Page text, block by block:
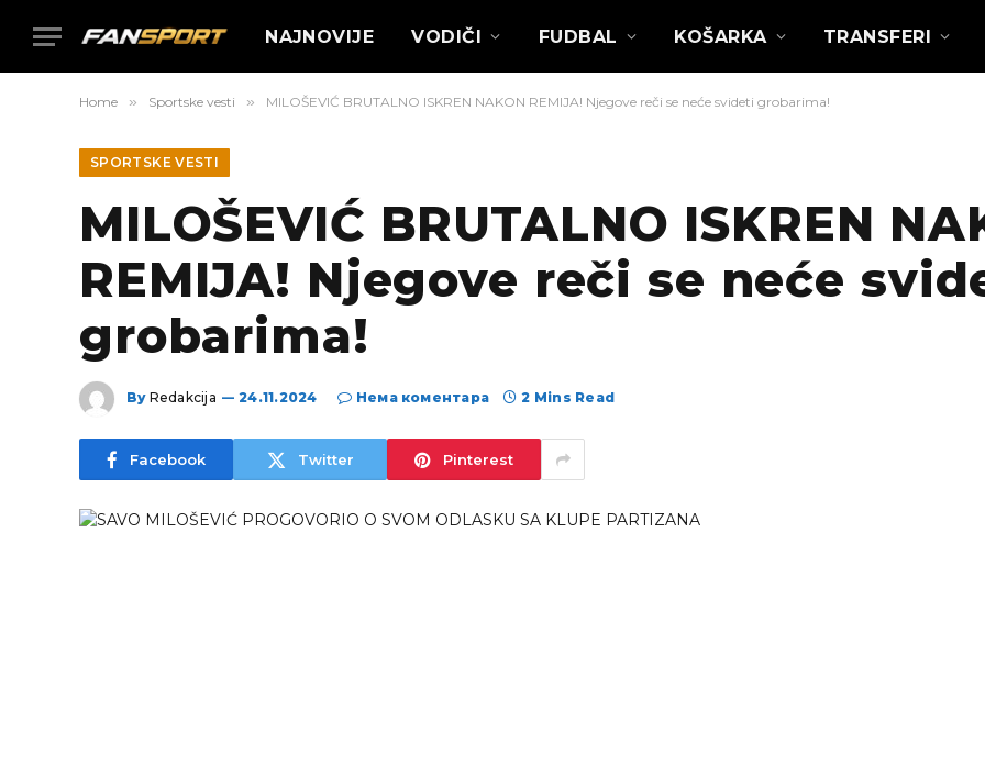
NAJNOVIJE VODIČI FUDBAL KOŠARKA TRANSFERI
Home » Sportske vesti » MILOŠEVIĆ BRUTALNO ISKREN NAKON REMIJA! Njegove reči se neće svideti grobarima!
SPORTSKE VESTI
MILOŠEVIĆ BRUTALNO ISKREN
REMIJA! Njegove reči se neće
grobarima!
By Redakcija 24.11.2024 Нема коментара 2 Mins Read
Facebook Twitter Pinterest